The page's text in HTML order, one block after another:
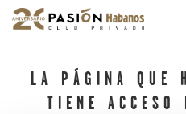
LA PÁGINA QUE
TIENE